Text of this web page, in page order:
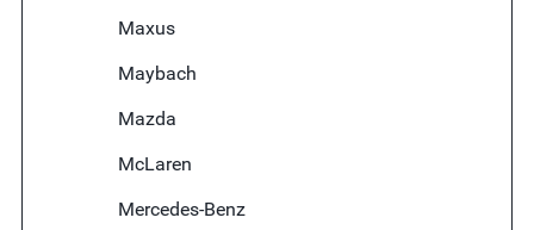
Maxus
Maybach
Mazda
McLaren
Mercedes-Benz